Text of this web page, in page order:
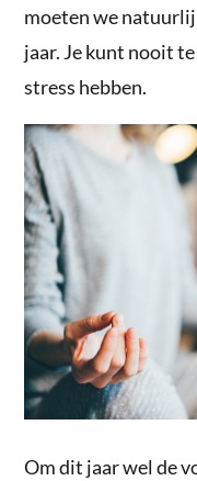
moeten we
jaar. Je kunt nooit
stress hebben.
Om dit jaar wel de